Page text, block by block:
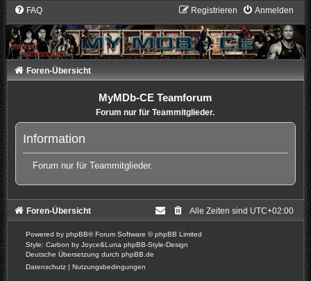
FAQ Anmelden
Registrieren
Foren-Übersicht
MyMDb-CE Teamforum
Forum nur für Teammitglieder.
Information
Forum nur für Teammitglieder.
Foren-Übersicht Alle Zeiten sind UTC+02:00
Powered by phpBB® Forum Software © phpBB Limited
Style: Carbon by Joyce&Luna phpBB-Style-Design
Deutsche Übersetzung durch phpBB.de
Datenschutz | Nutzungsbedingungen